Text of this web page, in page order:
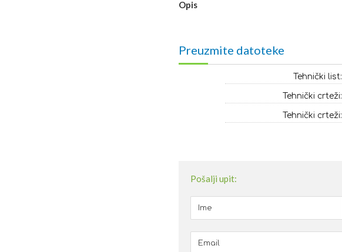
Opis
Preuzmite datoteke
Tehnički list:
Tehnički crteži:
Tehnički crteži:
Pošalji upit: